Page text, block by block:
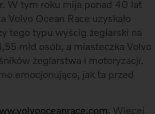
W tym roku mija ponad 40 lat
Ocean Race uzyskało
tego typu wyścig żeglarski na
mld osób, a miasteczka Volvo
żeglarstwa i motoryzacji.
emocjonująco, jak ta przed
. Więcej